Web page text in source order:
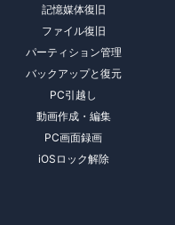
記憶媒体復旧
ファイル復旧
パーティション管理
バックアップと復元
PC引越し
動画作成・編集
PC画面録画
iOSロック解除